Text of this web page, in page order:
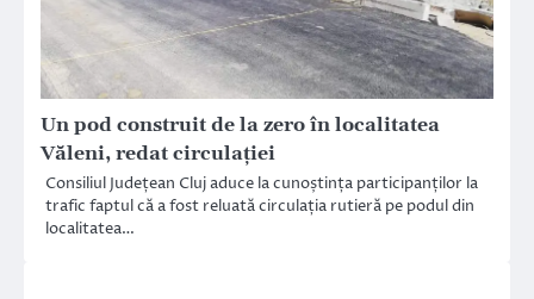
Un pod construit de la zero în localitatea
Văleni, redat circulației
Consiliul Județean Cluj aduce la cunoștința participanților la
trafic faptul că a fost reluată circulația rutieră pe podul din
localitatea…